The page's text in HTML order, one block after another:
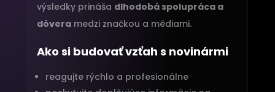
výsledky prináša dlhodobá spolupráca a
dôvera medzi značkou a médiami.
Ako si budovať vzťah s novinármi
reagujte rýchlo a profesionálne